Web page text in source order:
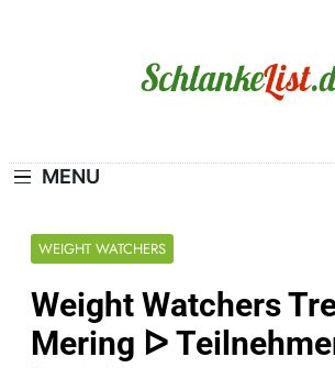
MENU
WEIGHT WATCHERS
Weight Watchers
Mering ᐅ